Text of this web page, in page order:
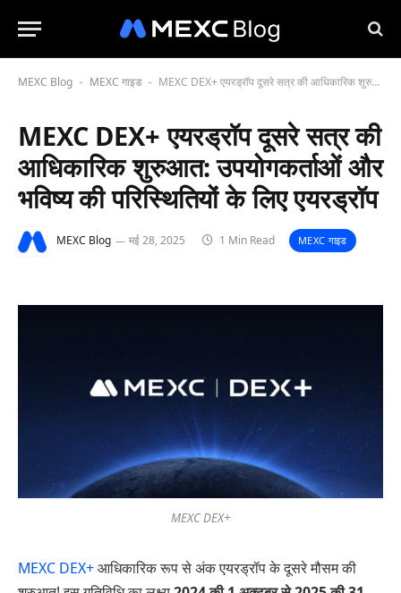
MEXC Blog - MEXC गाइड - MEXC DEX+ एयरड्रॉप दूसरे सत्र की आधिकारिक शुरुआत: उपयोगकर्ताओं और भविष्य की परिस्थितियों के लिए एयरड्रॉप
MEXC DEX+ एयरड्रॉप दूसरे सत्र की
आधिकारिक शुरुआत: उपयोगकर्ताओं और
भविष्य की परिस्थितियों के लिए एयरड्रॉप
MEXC Blog मई 28, 2025 1 Min Read MEXC गाइड
MEXC DEX+
MEXC DEX+आधिकारिक रूप से अंक एयरड्रॉप के दूसरे मौसम की